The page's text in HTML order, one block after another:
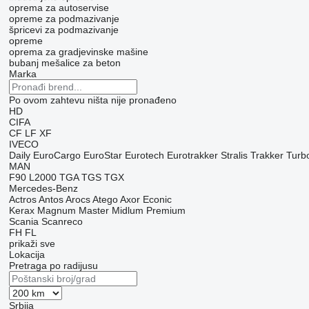
oprema za autoservise
opreme za podmazivanje
špricevi za podmazivanje
opreme
oprema za gradjevinske mašine
bubanj mešalice za beton
Marka
Po ovom zahtevu ništa nije pronađeno
HD
CIFA
CF LF XF
IVECO
Daily EuroCargo EuroStar Eurotech Eurotrakker Stralis Trakker
MAN
F90 L2000 TGA TGS TGX
Mercedes-Benz
Actros Antos Arocs Atego Axor Econic
Kerax Magnum Master Midlum Premium
Scania Scanreco
FH FL
prikaži sve
Lokacija
Pretraga po radijusu
Srbija